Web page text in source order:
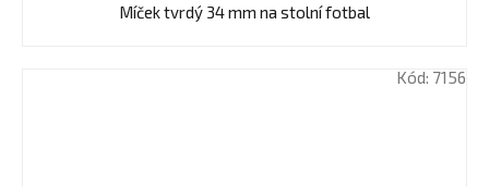
Míček tvrdý 34 mm na stolní fotbal
Kód: 7156